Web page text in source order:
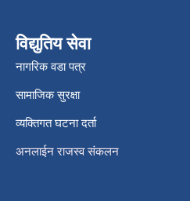
विद्युतिय सेवा
नागरिक वडा पत्र
सामाजिक सुरक्षा
व्यक्तिगत घटना दर्ता
अनलाईन राजस्व संकलन